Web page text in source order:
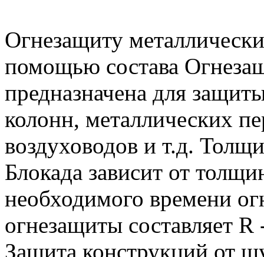
Огнезащиту
помощью состава
предназначена для
колонн, металлических
воздуховодов и т.д.
Блокада зависит от
необходимого времени
огнезащиты составляет
Защита конструкций от